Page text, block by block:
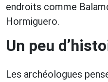
endroits comme
Hormiguero.
Un peu
Les archéologues